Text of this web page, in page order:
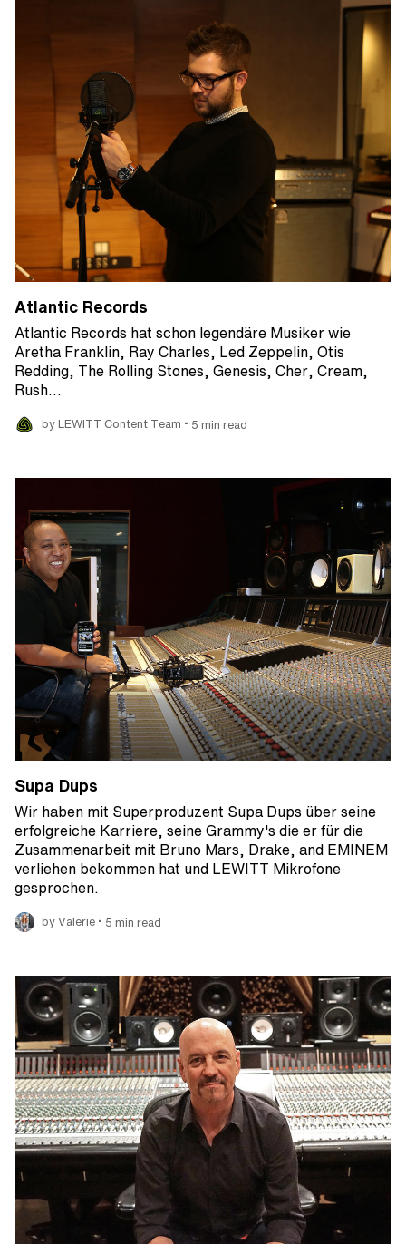
Atlantic Records
Atlantic Records hat schon legendäre Musiker wie
Aretha Franklin, Ray Charles, Led Zeppelin, Otis
Redding, The Rolling Stones, Genesis, Cher, Cream,
Rush…
by LEWITT Content Team • 5 min read
Supa Dups
Wir haben mit Superproduzent Supa Dups über seine
erfolgreiche Karriere, seine Grammy's die er für die
Zusammenarbeit mit Bruno Mars, Drake, and EMINEM
verliehen bekommen hat und LEWITT Mikrofone
gesprochen.
by Valerie • 5 min read